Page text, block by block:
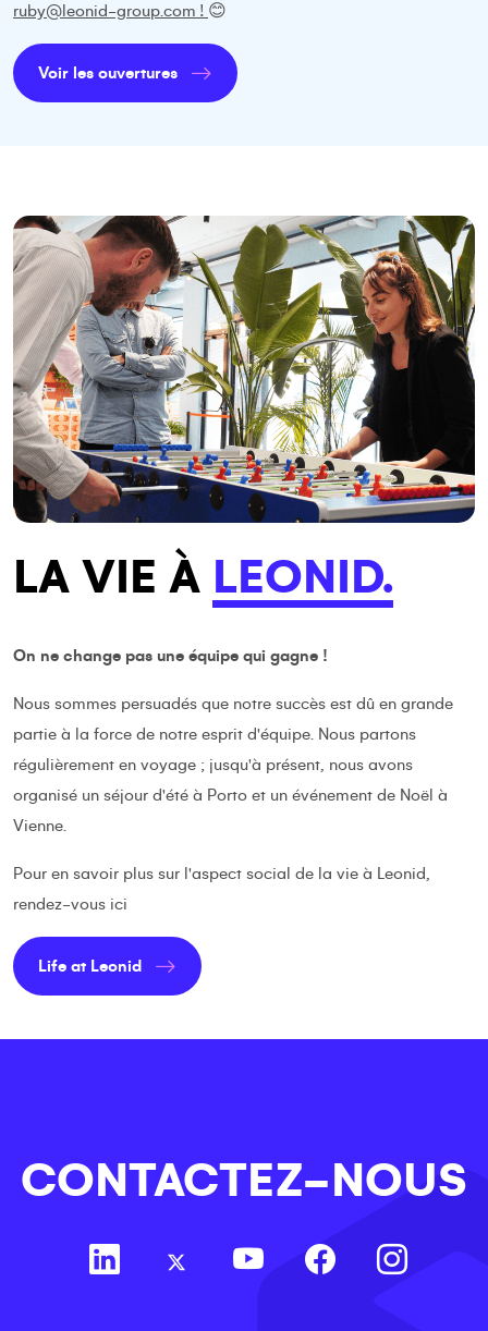
ruby@leonid-group.com ! 😊
Voir les ouvertures
LA VIE À LEONID.
On ne change pas une équipe qui gagne !
Nous sommes persuadés que notre succès est dû en grande
partie à la force de notre esprit d'équipe. Nous partons
régulièrement en voyage ; jusqu'à présent, nous avons
organisé un séjour d'été à Porto et un événement de Noël à
Vienne.
Pour en savoir plus sur l'aspect social de la vie à Leonid,
rendez-vous ici
Life at Leonid
CONTACTEZ-NOUS